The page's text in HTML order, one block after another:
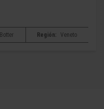
Botter Región: Veneto